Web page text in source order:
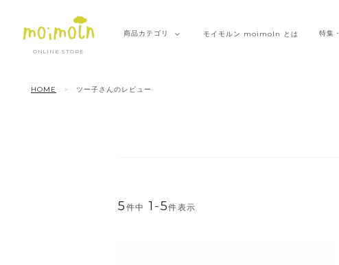
ONLINE STORE
商品カテゴリ モイモルン moimoln とは 特集・
HOME ツー子さんのレビュー
5 件中 1 -5件表示